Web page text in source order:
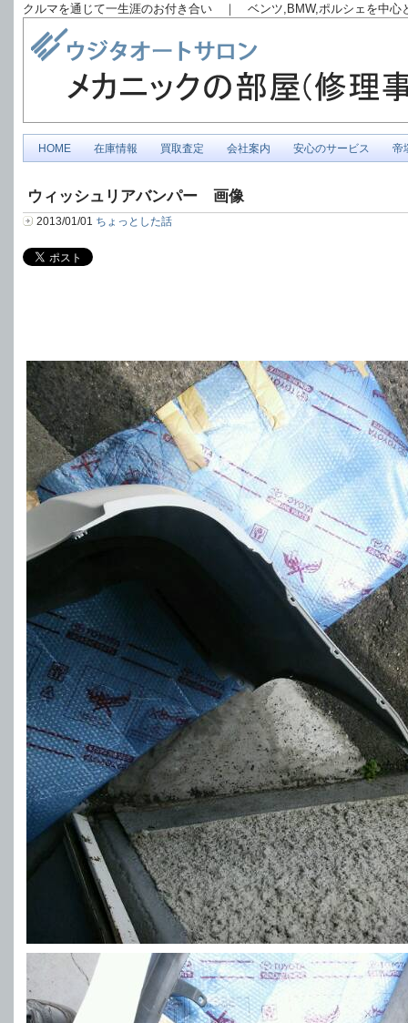
クルマを通じて一生涯のお付き合い ｜ ベンツ,BMW,ポルシェを中
HOME 在庫情報 買取査定 会社案内 安心のサービス 帝
ウィッシュリアバンパー 画像
2013/01/01 ちょっとした話